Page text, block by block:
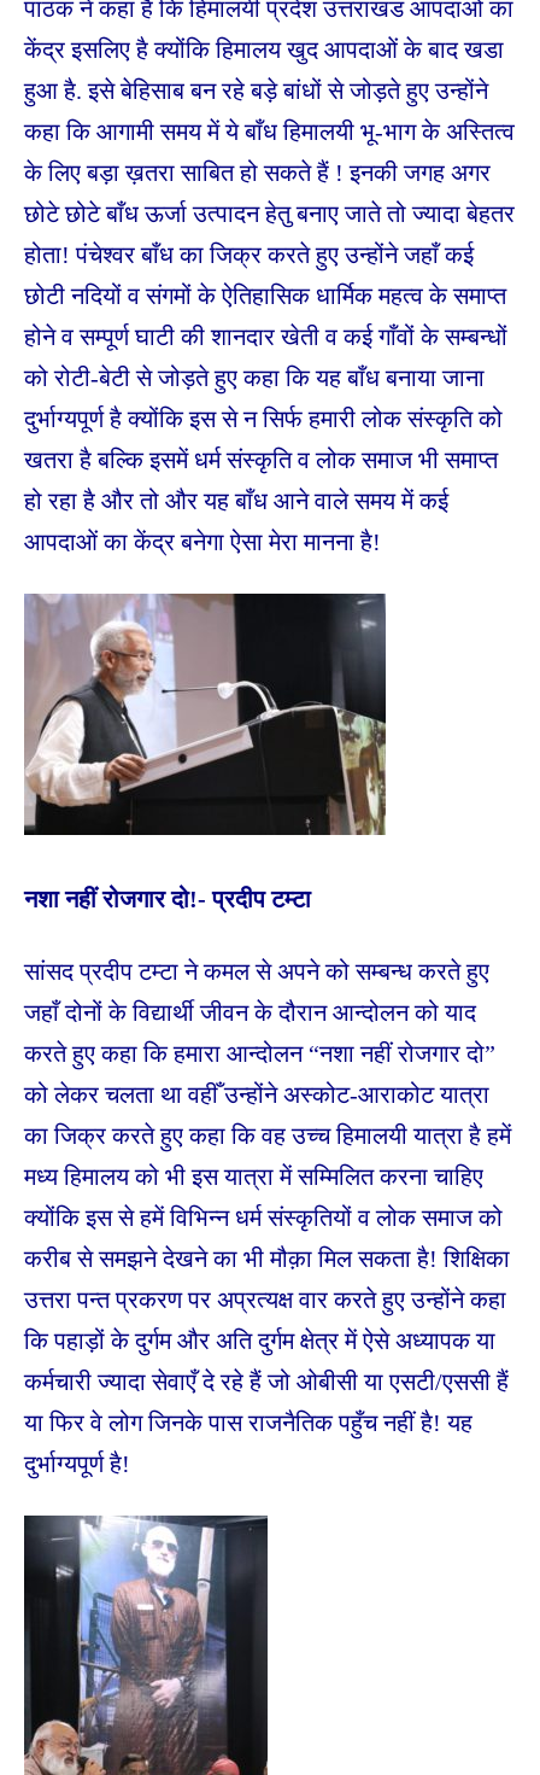
पाठक ने कहा है कि हिमालयी प्रदेश उत्तराखंड आपदाओं का
केंद्र इसलिए है क्योंकि हिमालय खुद आपदाओं के बाद खडा
हुआ है. इसे बेहिसाब बन रहे बड़े बांधों से जोड़ते हुए उन्होंने
कहा कि आगामी समय में ये बाँध हिमालयी भू-भाग के अस्तित्व
के लिए बड़ा ख़तरा साबित हो सकते हैं ! इनकी जगह अगर
छोटे छोटे बाँध ऊर्जा उत्पादन हेतु बनाए जाते तो ज्यादा बेहतर
होता! पंचेश्वर बाँध का जिक्र करते हुए उन्होंने जहाँ कई
छोटी नदियों व संगमों के ऐतिहासिक धार्मिक महत्व के समाप्त
होने व सम्पूर्ण घाटी की शानदार खेती व कई गाँवों के सम्बन्धों
को रोटी-बेटी से जोड़ते हुए कहा कि यह बाँध बनाया जाना
दुर्भाग्यपूर्ण है क्योंकि इस से न सिर्फ हमारी लोक संस्कृति को
खतरा है बल्कि इसमें धर्म संस्कृति व लोक समाज भी समाप्त
हो रहा है और तो और यह बाँध आने वाले समय में कई
आपदाओं का केंद्र बनेगा ऐसा मेरा मानना है!
नशा नहीं रोजगार दो!- प्रदीप टम्टा
सांसद प्रदीप टम्टा ने कमल से अपने को सम्बन्ध करते हुए
जहाँ दोनों के विद्यार्थी जीवन के दौरान आन्दोलन को याद
करते हुए कहा कि हमारा आन्दोलन “नशा नहीं रोजगार दो”
को लेकर चलता था वहीँ उन्होंने अस्कोट-आराकोट यात्रा
का जिक्र करते हुए कहा कि वह उच्च हिमालयी यात्रा है हमें
मध्य हिमालय को भी इस यात्रा में सम्मिलित करना चाहिए
क्योंकि इस से हमें विभिन्न धर्म संस्कृतियों व लोक समाज को
करीब से समझने देखने का भी मौक़ा मिल सकता है! शिक्षिका
उत्तरा पन्त प्रकरण पर अप्रत्यक्ष वार करते हुए उन्होंने कहा
कि पहाड़ों के दुर्गम और अति दुर्गम क्षेत्र में ऐसे अध्यापक या
कर्मचारी ज्यादा सेवाएँ दे रहे हैं जो ओबीसी या एसटी/एससी हैं
या फिर वे लोग जिनके पास राजनैतिक पहुँच नहीं है! यह
दुर्भाग्यपूर्ण है!